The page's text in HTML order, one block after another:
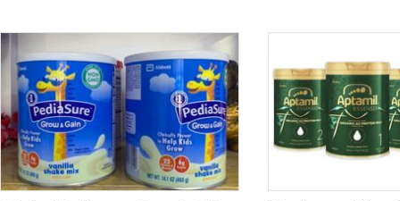
dưỡng có gì đặc biệt? Giá sữa
Meadow Fresh trên thị trường hiện
nay ra sao? Hãy cùng tìm hiểu ngay.
hơn so với các
4 yếu tố sau.